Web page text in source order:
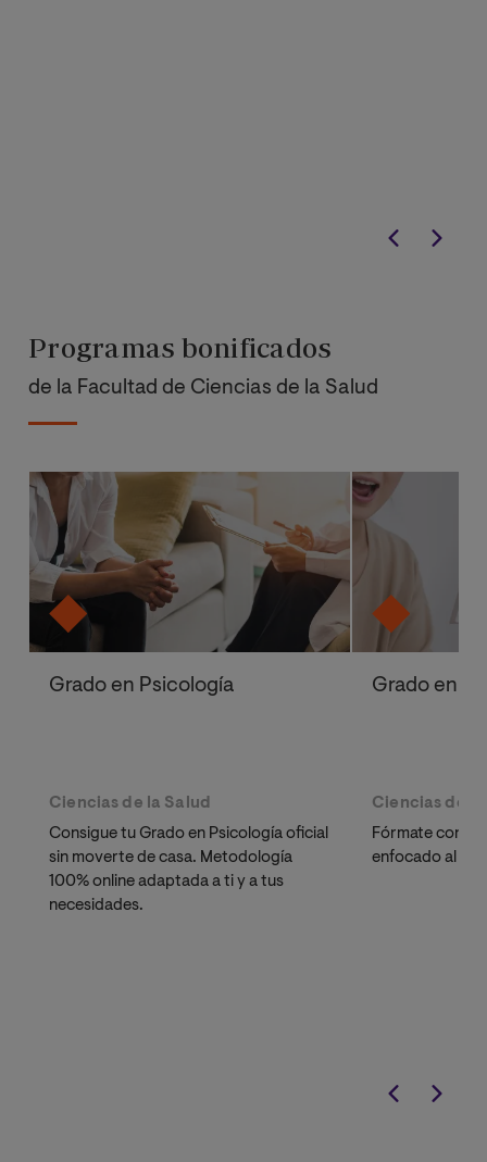
Programas bonificados
de la Facultad de Ciencias de la Salud
Grado en Psicología
Ciencias de la Salud
Consigue tu Grado en Psicología oficial
sin moverte de casa. Metodología
100% online adaptada a ti y a tus
necesidades.
Grado en
Ciencias de
Fórmate con
enfocado al